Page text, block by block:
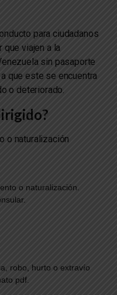
para ciudadanos
viajen a la
sin pasaporte
que este se encuentra
o deteriorado.
o naturalización
o naturalización.
robo, hurto o extravío
pdf.